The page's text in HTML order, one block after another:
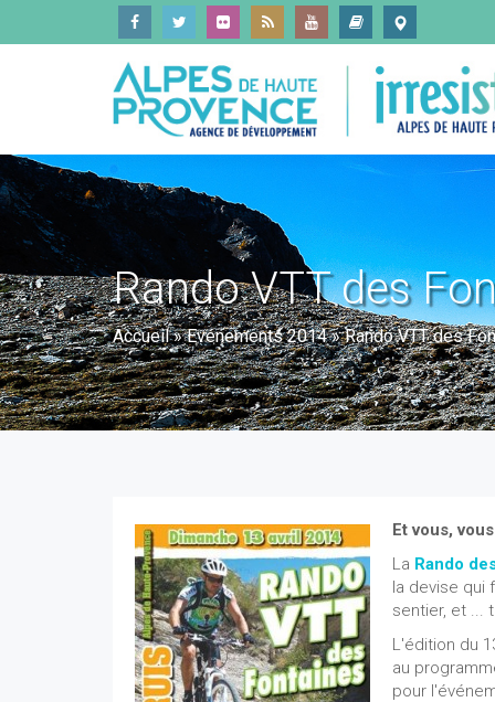
Rando VTT des
Accueil»Evénements 2014»Rando VTT des
Et vous,
La Rando
la devise qui
sentier, et ...
L'édition du
au
pour